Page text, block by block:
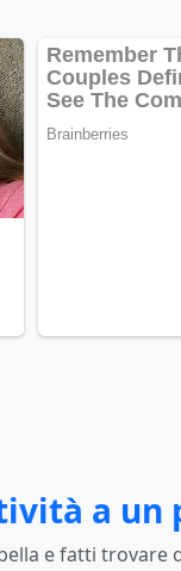
a un
e fatti trovare